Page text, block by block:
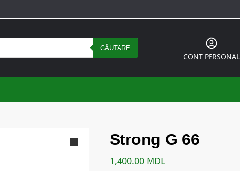
CĂUTARE
CONT PERSONAL
Strong G 66
1,400.00 MDL